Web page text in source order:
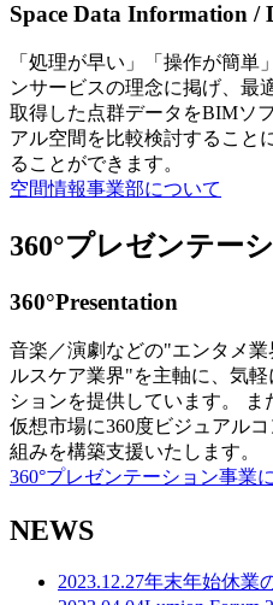
Space Data Information /
「処理が早い」「操作が簡単
ンサービスの理念に掲げ、最
取得した点群データをBIMソ
アル空間を比較検討すること
ることができます。
空間情報事業部について
360°プレゼンテー
360°Presentation
音楽／演劇などの"エンタメ
ルスケア業界"を主軸に、気
ションを提供しています。
仮想市場に360度ビジュアル
組みを構築支援いたします。
360°プレゼンテーション事業
NEWS
2023.12.27年末年始休業